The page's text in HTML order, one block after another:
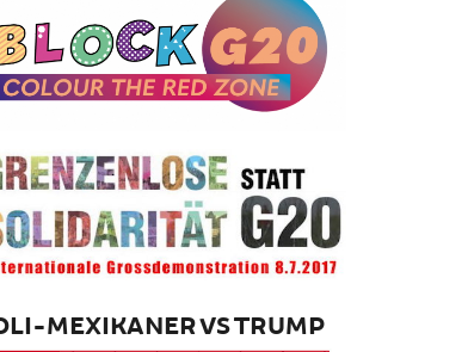
MEXIKANER VS TRUMP